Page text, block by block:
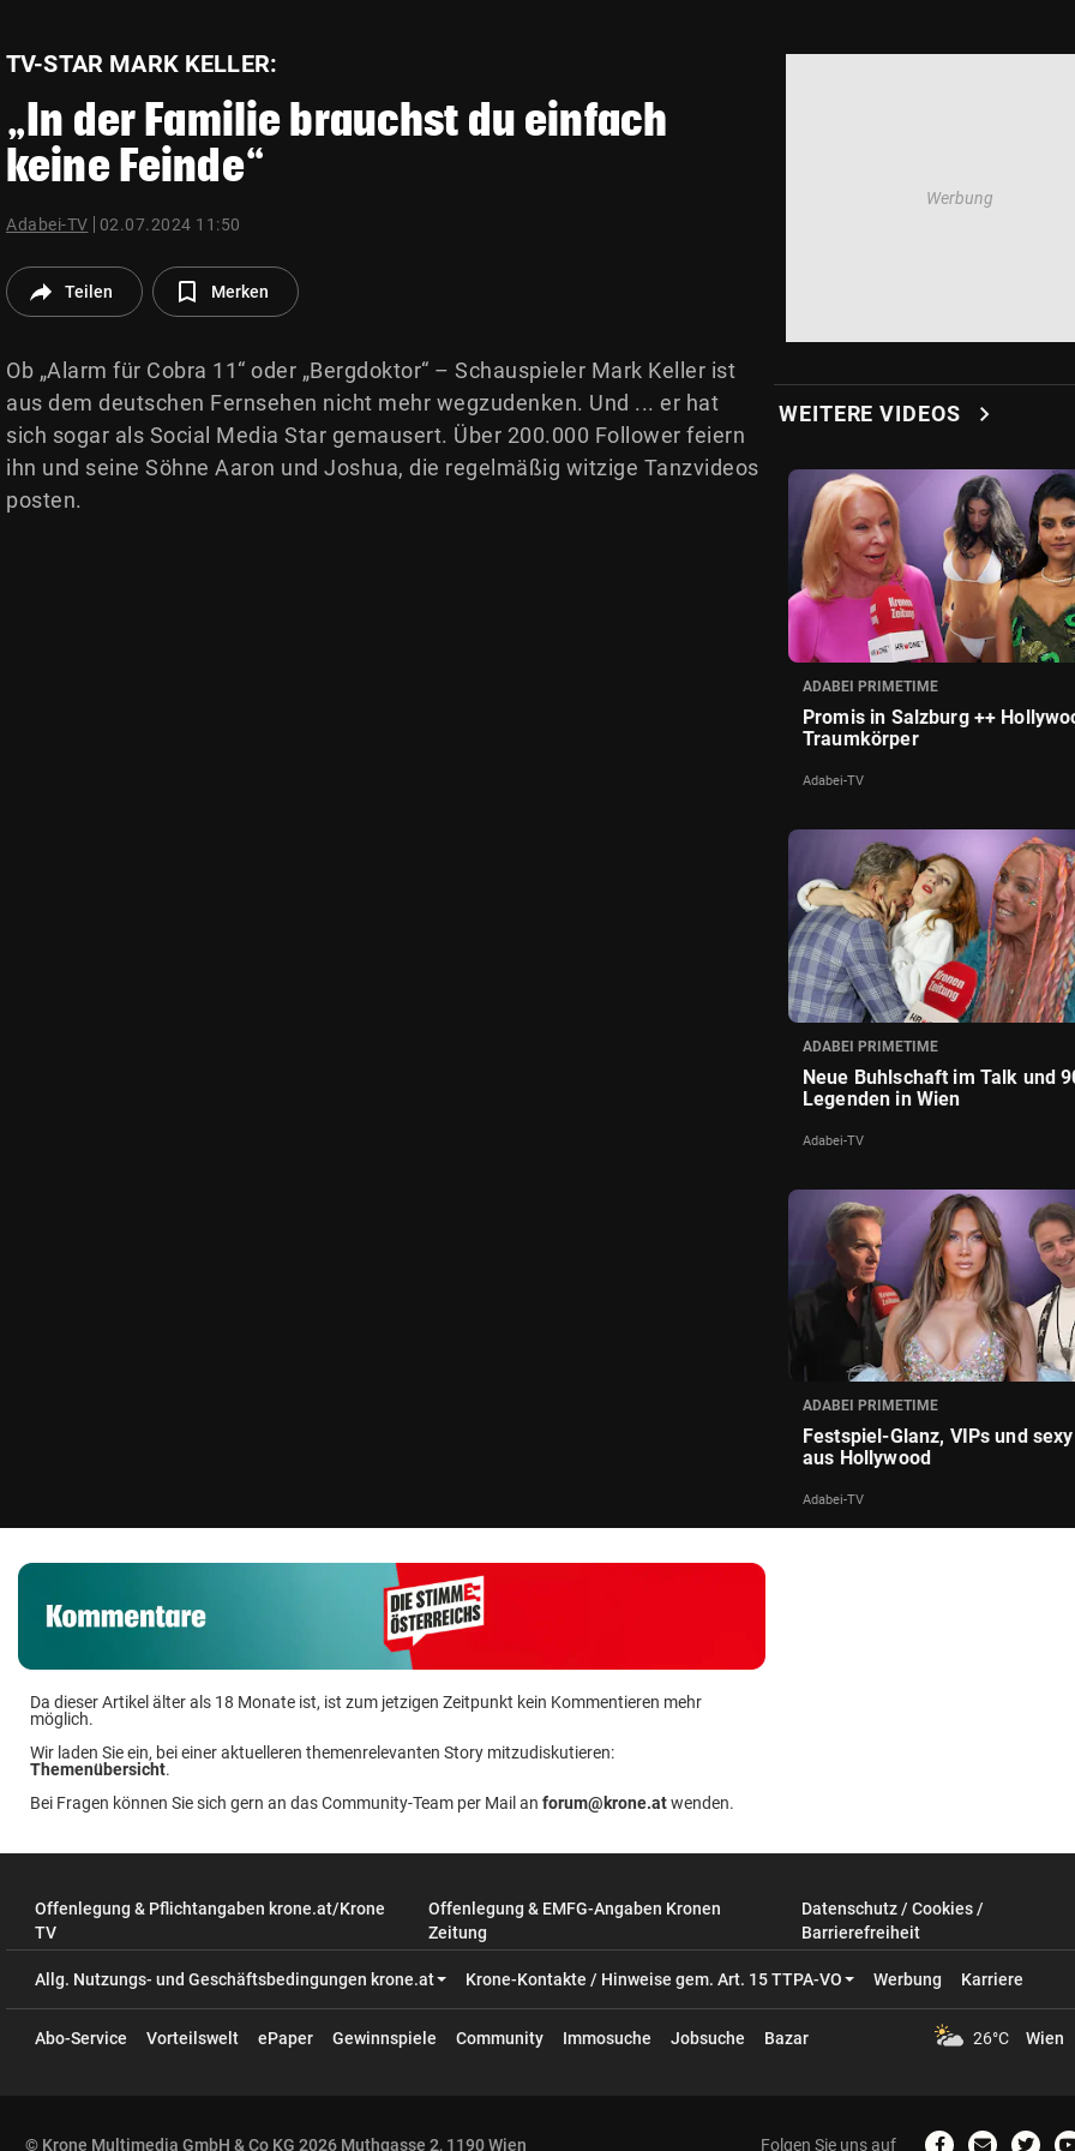
TV-STAR MARK KELLER:
„In der Familie brauchst du einfach
keine Feinde“
Adabei-TV 02.07.2024 11:50
Teilen Merken
Ob „Alarm für Cobra 11“ oder „Bergdoktor“ – Schauspieler Mark Keller ist
aus dem deutschen Fernsehen nicht mehr wegzudenken. Und ... er hat
sich sogar als Social Media Star gemausert. Über 200.000 Follower feiern
ihn und seine Söhne Aaron und Joshua, die regelmäßig witzige Tanzvideos
posten.
WEITERE VIDEOS chevron_right
ADABEI PRIMETIME
Promis in Salzburg ++
Traumkörper
Adabei-TV
ADABEI PRIMETIME
Neue Buhlschaft im Talk und
Legenden in Wien
Adabei-TV
ADABEI PRIMETIME
Festspiel-Glanz, VIPs und
aus Hollywood
Adabei-TV
Da dieser Artikel älter als 18 Monate ist, ist zum jetzigen Zeitpunkt kein Kommentieren mehr
möglich.
Wir laden Sie ein, bei einer aktuelleren themenrelevanten Story mitzudiskutieren:
Themenübersicht.
Bei Fragen können Sie sich gern an das Community-Team per Mail an forum@krone.atwenden.
Offenlegung & Pflichtangaben krone.at/Krone
TV
Offenlegung & EMFG-Angaben Kronen
Zeitung
Datenschutz / Cookies /
Barrierefreiheit
Allg. Nutzungs- und Geschäftsbedingungen krone.at Krone-Kontakte / Hinweise gem. Art. 15 TTPA-VO Werbung Karriere
Abo-Service Vorteilswelt ePaper Gewinnspiele Community Immosuche Jobsuche Bazar 26°C Wien
© Krone Multimedia GmbH & Co KG 2026 Muthgasse 2, 1190 Wien Folgen Sie uns auf